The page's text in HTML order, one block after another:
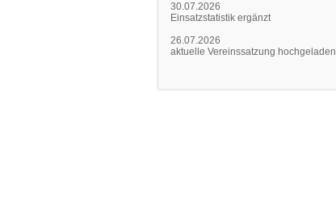
30.07.2026
Einsatzstatistik ergänzt
26.07.2026
aktuelle Vereinssatzung hochgeladen